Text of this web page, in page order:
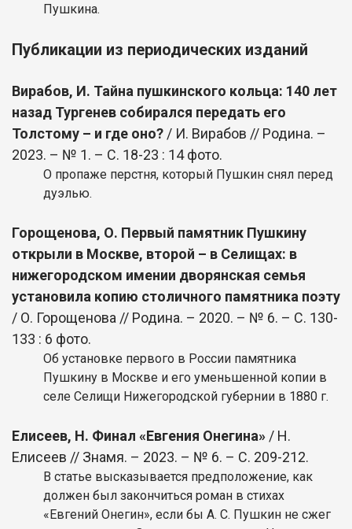
Пушкина.
Публикации из периодических изданий
Вирабов, И. Тайна пушкинского кольца: 140 лет
назад Тургенев собирался передать его
Толстому – и где оно? / И. Вирабов // Родина. –
2023. – № 1. – С. 18-23 : 14 фото.
О пропаже перстня, который Пушкин снял перед
дуэлью.
Горощенова, О. Первый памятник Пушкину
открыли в Москве, второй – в Селищах: в
нижегородском имении дворянская семья
установила копию столичного памятника поэту
/ О. Горощенова // Родина. – 2020. – № 6. – С. 130-
133 : 6 фото.
Об установке первого в России памятника
Пушкину в Москве и его уменьшенной копии в
селе Селищи Нижегородской губернии в 1880 г.
Елисеев, Н. Финал «Евгения Онегина» / Н.
Елисеев // Знамя. – 2023. – № 6. – С. 209-212.
В статье высказывается предположение, как
должен был закончиться роман в стихах
«Евгений Онегин», если бы А. С. Пушкин не сжег